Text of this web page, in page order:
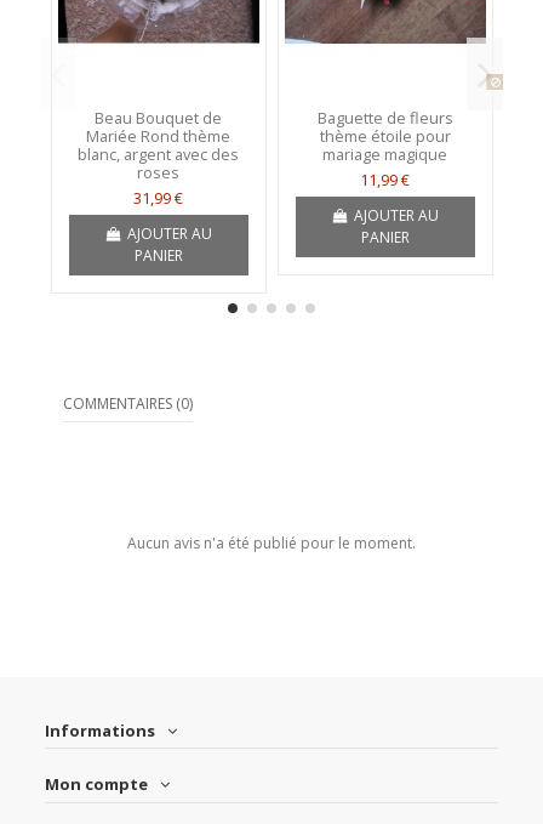
Beau Bouquet de
Mariée Rond thème
blanc, argent avec des
roses
31,99 €
AJOUTER AU
PANIER
Baguette de fleurs
thème étoile pour
mariage magique
11,99 €
AJOUTER AU
PANIER
COMMENTAIRES (0)
Aucun avis n'a été publié pour le moment.
Informations
Mon compte